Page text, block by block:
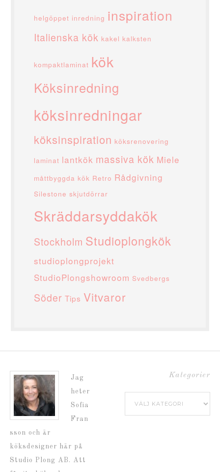
helgöppet inredning inspiration
Italienska kök kakel kalksten
kompaktlaminat kök
Köksinredning
köksinredningar
köksinspiration köksrenovering
laminat lantkök massiva kök Miele
måttbyggda kök Retro Rådgivning
Silestone skjutdörrar
Skräddarsyddakök
Stockholm Studioplongkök
studioplongprojekt
StudioPlongshowroom Svedbergs
Söder Tips Vitvaror
Jag
heter
Sofia
Fran
sson och är
köksdesigner här på
Studio Plong AB. Att
Kategorier